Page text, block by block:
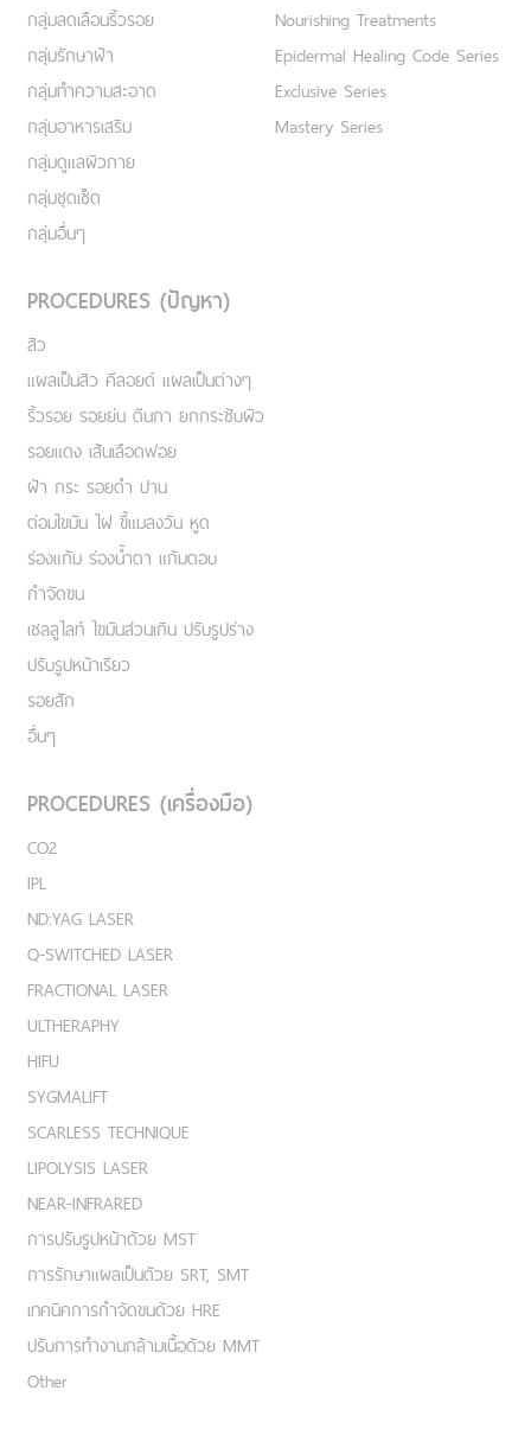
กลุ่มลดเลือนริ้วรอย
กลุ่มรักษาฝ้า
กลุ่มทำความสะอาด
กลุ่มอาหารเสริม
กลุ่มดูแลผิวกาย
กลุ่มชุดเซ็ต
กลุ่มอื่นๆ
Nourishing Treatments
Epidermal Healing Code Series
Exclusive Series
Mastery Series
PROCEDURES (ปัญหา)
สิว
แผลเป็นสิว คีลอยด์ แผลเป็นต่างๆ
ริ้วรอย รอยย่น ตีนกา ยกกระชับผิว
รอยแดง เส้นเลือดฟอย
ฝ้า กระ รอยดำ ปาน
ต่อมไขมัน ไฝ ขี้แมลงวัน หูด
ร่องแก้ม ร่องน้ำตา แก้มตอบ
กำจัดขน
เชลลูไลท์ ไขมันส่วนเกิน ปรับรูปร่าง
ปรับรูปหน้าเรียว
รอยสัก
อื่นๆ
PROCEDURES (เครื่องมือ)
CO2
IPL
ND:YAG LASER
Q-SWITCHED LASER
FRACTIONAL LASER
ULTHERAPHY
HIFU
SYGMALIFT
SCARLESS TECHNIQUE
LIPOLYSIS LASER
NEAR-INFRARED
การปรับรูปหน้าด้วย MST
การรักษาแผลเป็นด้วย SRT, SMT
เทคนิคการกำจัดขนด้วย HRE
ปรับการทำงานกล้ามเนื้อด้วย MMT
Other